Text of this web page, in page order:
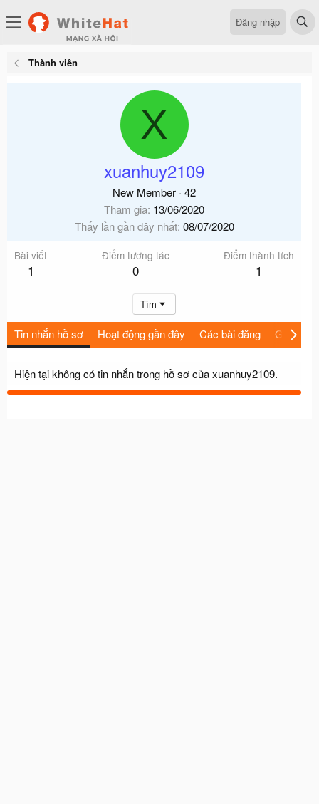
Đăng nhập
Thành viên
X
xuanhuy2109
New Member · 42
Tham gia 13/06/2020
Thấy lần gần đây nhất 08/07/2020
Bài viết
1
Điểm tương tác
0
Điểm thành tích
1
Tìm
Tin nhắn hồ sơ Hoạt động gần đây Các bài đăng Giới thiệu
Hiện tại không có tin nhắn trong hồ sơ của xuanhuy2109.